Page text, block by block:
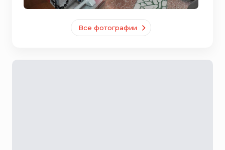
Все фотографии